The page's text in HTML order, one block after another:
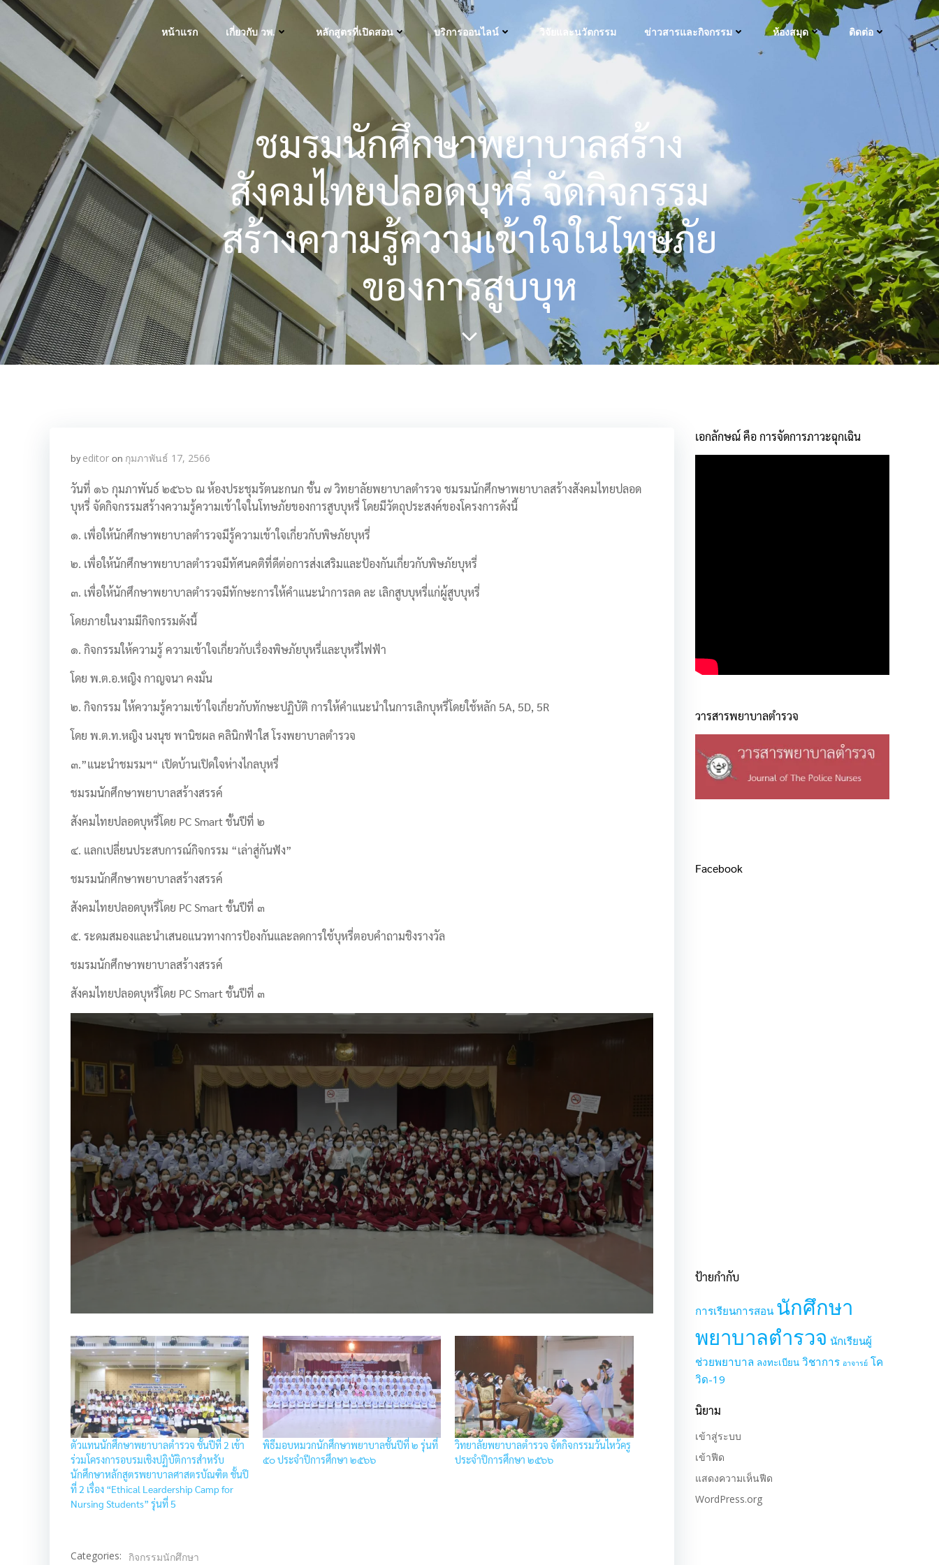
Skip
หน้าแรก เกี่ยวกับ วพ. หลักสูตรที่เปิดสอน บริการออนไลน์ วิจัยและนวัตกรรม ข่าวสารและกิจกรรม ห้องสมุด ติดต่อ
ชมรมนักศึกษาพยาบาลสร้าง
สังคมไทยปลอดบุหรี่ จัดกิจกรรม
สร้างความรู้ความเข้าใจในโทษภัย
ของการสูบบุห
by editor on กุมภาพันธ์ 17, 2566
วันที่ ๑๖ กุมภาพันธ์ ๒๕๖๖ ณ ห้องประชุมรัตนะกนก ชั้น ๗ วิทยาลัยพยาบาลตำรวจ ชมรมนักศึกษาพยาบาลสร้างสังคมไทยปลอด
บุหรี่ จัดกิจกรรมสร้างความรู้ความเข้าใจในโทษภัยของการสูบบุหรี่ โดยมีวัตถุประสงค์ของโครงการดังนี้
๑. เพื่อให้นักศึกษาพยาบาลตำรวจมีรู้ความเข้าใจเกี่ยวกับพิษภัยบุหรี่
๒. เพื่อให้นักศึกษาพยาบาลตำรวจมีทัศนคติที่ดีต่อการส่งเสริมและป้องกันเกี่ยวกับพิษภัยบุหรี่
๓. เพื่อให้นักศึกษาพยาบาลตำรวจมีทักษะการให้คำแนะนำการลด ละ เลิกสูบบุหรี่แก่ผู้สูบบุหรี่
โดยภายในงามมีกิจกรรมดังนี้
๑. กิจกรรมให้ความรู้ ความเข้าใจเกี่ยวกับเรื่องพิษภัยบุหรี่และบุหรี่ไฟฟ้า
โดย พ.ต.อ.หญิง กาญจนา คงมั่น
๒. กิจกรรม ให้ความรู้ความเข้าใจเกี่ยวกับทักษะปฏิบัติ การให้คำแนะนำในการเลิกบุหรี่โดยใช้หลัก 5A, 5D, 5R
โดย พ.ต.ท.หญิง นงนุช พานิชผล คลินิกฟ้าใส โรงพยาบาลตำรวจ
๓.”แนะนำชมรมฯ“ เปิดบ้านเปิดใจห่างไกลบุหรี่
ชมรมนักศึกษาพยาบาลสร้างสรรค์
สังคมไทยปลอดบุหรี่โดย PC Smart ชั้นปีที่ ๒
๔. แลกเปลี่ยนประสบการณ์กิจกรรม “เล่าสู่กันฟัง”
ชมรมนักศึกษาพยาบาลสร้างสรรค์
สังคมไทยปลอดบุหรี่โดย PC Smart ชั้นปีที่ ๓
๕. ระดมสมองและนำเสนอแนวทางการป้องกันและลดการใช้บุหรี่ตอบคำถามชิงรางวัล
ชมรมนักศึกษาพยาบาลสร้างสรรค์
สังคมไทยปลอดบุหรี่โดย PC Smart ชั้นปีที่ ๓
ตัวแทนนักศึกษาพยาบาลตำรวจ ชั้นปีที่ 2 เข้า
ร่วมโครงการอบรมเชิงปฏิบัติการสำหรับ
นักศึกษาหลักสูตรพยาบาลศาสตรบัณฑิต ชั้นปี
ที่ 2 เรื่อง “Ethical Leardership Camp for
Nursing Students” รุ่นที่ 5
พิธีมอบหมวกนักศึกษาพยาบาลชั้นปีที่ ๒ รุ่นที่
๕๐ ประจำปีการศึกษา ๒๕๖๖
วิทยาลัยพยาบาลตำรวจ จัดกิจกรรมวันไหว้ครู
ประจำปีการศึกษา ๒๕๖๖
Categories: กิจกรรมนักศึกษา
เอกลักษณ์ คือ การจัดการภาวะฉุกเฉิน
วารสารพยาบาลตำรวจ
Facebook
ป้ายกำกับ
การเรียนการสอน นักศึกษา
พยาบาลตำรวจ นักเรียนผู้
ช่วยพยาบาล ลงทะเบียน วิชาการ อาจารย์ โค
วิด-19
นิยาม
เข้าสู่ระบบ
เข้าฟีด
แสดงความเห็นฟีด
WordPress.org